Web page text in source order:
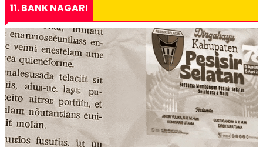
11. BANK NAGARI